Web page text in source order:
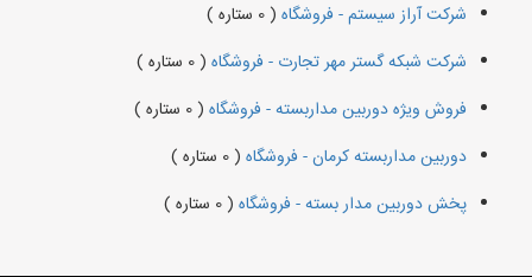
شرکت آراز سیستم - فروشگاه ( 0 ستاره )
شرکت شبکه گستر مهر تجارت - فروشگاه ( 0 ستاره )
فروش ویژه دوربین مداربسته - فروشگاه ( 0 ستاره )
دوربین مداربسته کرمان - فروشگاه ( 0 ستاره )
پخش دوربین مدار بسته - فروشگاه ( 0 ستاره )